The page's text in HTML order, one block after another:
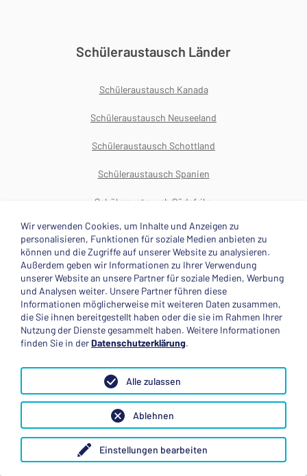
Schüleraustausch Länder
Schüleraustausch Kanada
Schüleraustausch Neuseeland
Schüleraustausch Schottland
Schüleraustausch Spanien
Schüleraustausch Südafrika
Schüleraustausch USA
Schüleraustausch Ratgeber
AUF IN DIE WELT-Broschüre
Schüleraustausch Online-Kurs
Schüleraustausch - was man wissen muss
Gap Year - nach der Schule auf in die Welt
Wir verwenden Cookies, um Inhalte und Anzeigen zu
personalisieren, Funktionen für soziale Medien anbieten zu
können und die Zugriffe auf unserer Website zu analysieren.
Außerdem geben wir Informationen zu Ihrer Verwendung
unserer Website an unsere Partner für soziale Medien, Werbung
und Analysen weiter. Unsere Partner führen diese
Informationen möglicherweise mit weiteren Daten zusammen,
die Sie ihnen bereitgestellt haben oder die sie im Rahmen Ihrer
Nutzung der Dienste gesammelt haben. Weitere Informationen
finden Sie in derDatenschutzerklärung.
Einstellungen bearbeiten
Ablehnen
Alle zulassen